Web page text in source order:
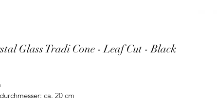
Glass Tradi Cone - Leaf Cut - Black
ca. 20 cm